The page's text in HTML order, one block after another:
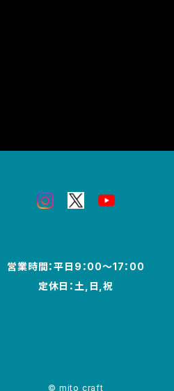
営業時間：平日9：00～17：00
定休日：土,日,祝
© mito craft